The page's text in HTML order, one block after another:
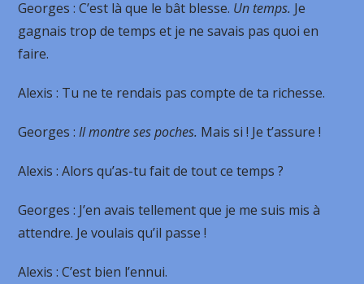
Georges : C’est là que le bât blesse. Un temps. Je
gagnais trop de temps et je ne savais pas quoi en
faire.
Alexis : Tu ne te rendais pas compte de ta richesse.
Georges :Il montre ses poches. Mais si ! Je t’assure !
Alexis : Alors qu’as-tu fait de tout ce temps ?
Georges : J’en avais tellement que je me suis mis à
attendre. Je voulais qu’il passe !
Alexis : C’est bien l’ennui.